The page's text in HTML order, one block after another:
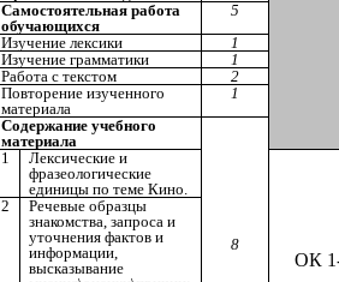
Самостоятельная работа
обучающихся
5
Изучение лексики
1
Изучение грамматики
1
Работа с текстом
2
Повторение изученного
материала
1
Содержание учебного
материала
8
1
Лексические и
фразеологические
единицы по теме Кино.
ОК
2
Речевые образцы
знакомства, запроса и
уточнения фактов и
информации,
высказывание